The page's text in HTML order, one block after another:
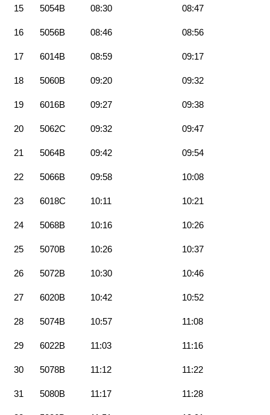
15 5054B 08:30 08:47
16 5056B 08:46 08:56
17 6014B 08:59 09:17
18 5060B 09:20 09:32
19 6016B 09:27 09:38
20 5062C 09:32 09:47
21 5064B 09:42 09:54
22 5066B 09:58 10:08
23 6018C 10:11 10:21
24 5068B 10:16 10:26
25 5070B 10:26 10:37
26 5072B 10:30 10:46
27 6020B 10:42 10:52
28 5074B 10:57 11:08
29 6022B 11:03 11:16
30 5078B 11:12 11:22
31 5080B 11:17 11:28